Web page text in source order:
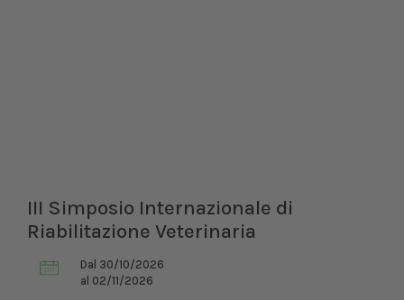
III Simposio Internazionale di
Riabilitazione Veterinaria
Dal 30/10/2026
al 02/11/2026